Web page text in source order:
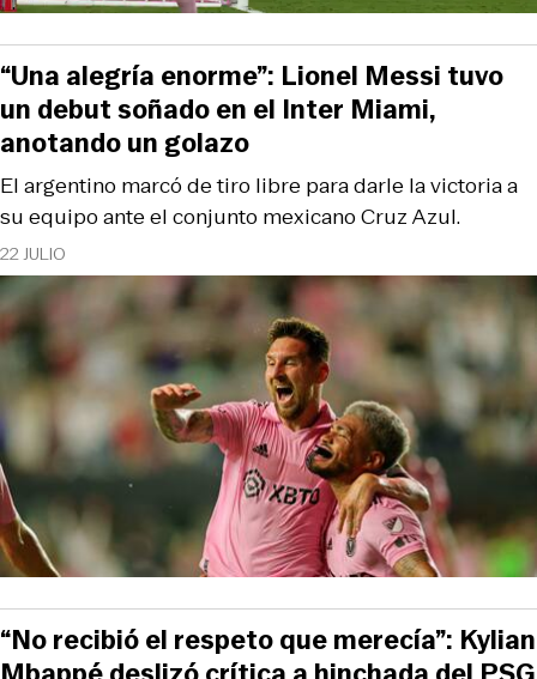
22 JULIO
El argentino marcó de tiro libre para darle la victoria a
su equipo ante el conjunto mexicano Cruz Azul.
“Una alegría enorme”: Lionel Messi tuvo
un debut soñado en el Inter Miami,
anotando un golazo
“No recibió el respeto que merecía”: Kylian